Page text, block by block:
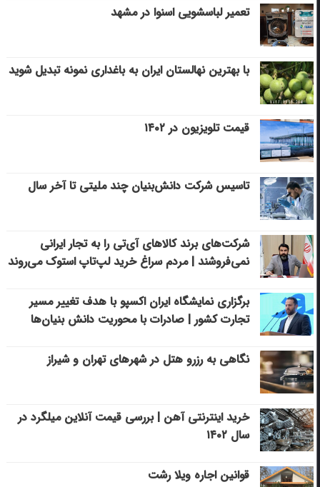
تعمیر لباسشویی اسنوا در مشهد
با بهترین نهالستان ایران به باغداری نمونه تبدیل شوید
قیمت تلویزیون در ۱۴۰۲
تاسیس شرکت دانش‌بنیان چند ملیتی تا آخر سال
شرکت‌های برند کالاهای آی‌تی را به تجار ایرانی
نمی‌فروشند | مردم سراغ خرید لپ‌تاپ استوک می‌روند
برگزاری نمایشگاه ایران اکسپو با هدف تغییر مسیر
تجارت کشور | صادرات با محوریت دانش بنیان‌ها
نگاهی به رزرو هتل در شهرهای تهران و شیراز
خرید اینترنتی آهن | بررسی قیمت آنلاین میلگرد در
سال ۱۴۰۲
قوانین اجاره ویلا رشت